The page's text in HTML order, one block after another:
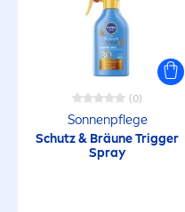
(0)
Sonnenpflege
Schutz & Bräune Trigger
Spray